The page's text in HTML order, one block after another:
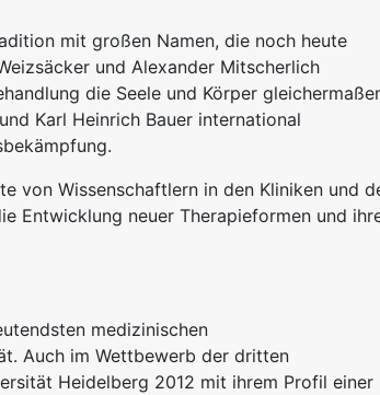
mit großen Namen, die noch heute
und Alexander Mitscherlich
die Seele und Körper
Karl Heinrich Bauer international
von Wissenschaftlern in den Kliniken und
Entwicklung neuer Therapieformen und
medizinischen
Auch im Wettbewerb der dritten
Heidelberg 2012 mit ihrem Profil einer